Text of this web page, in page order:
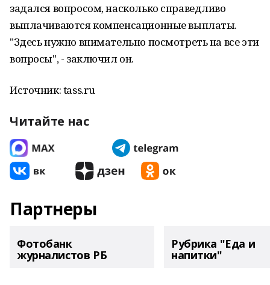
задался вопросом, насколько справедливо
выплачиваются компенсационные выплаты.
"Здесь нужно внимательно посмотреть на все эти
вопросы", - заключил он.
Источник: tass.ru
Читайте нас
Партнеры
Фотобанк
журналистов РБ
Рубрика "Еда и
напитки"